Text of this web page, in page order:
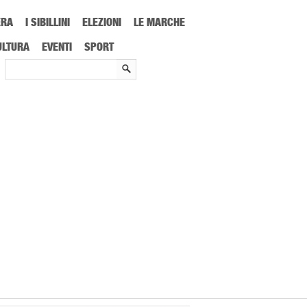
I SIBILLINI ELEZIONI
LE MARCHE
EVENTI SPORT